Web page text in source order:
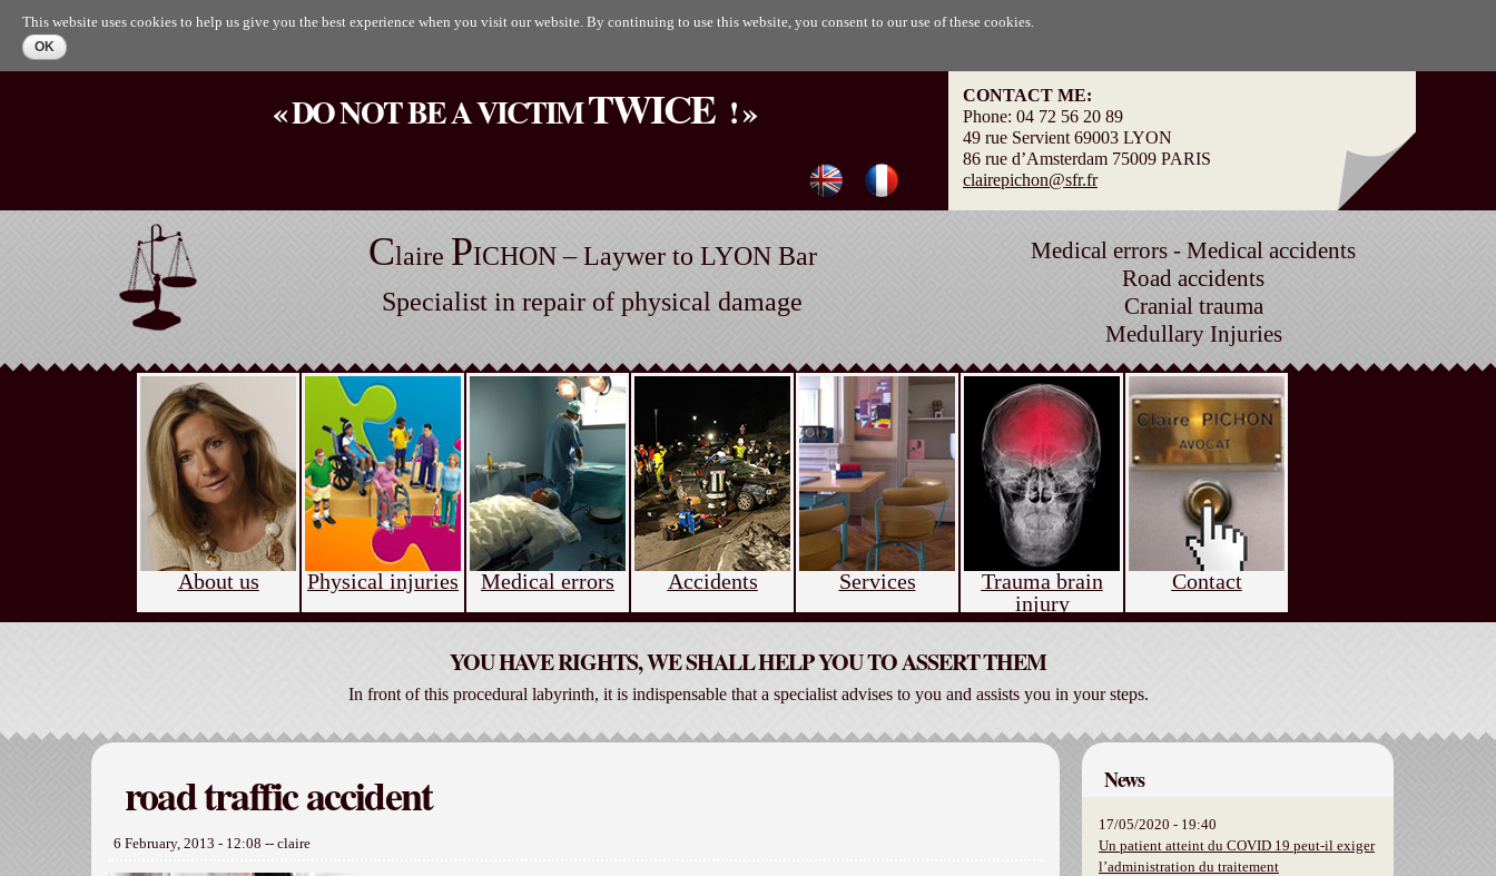
This website uses cookies to help us give you the best experience when you visit our website. By continuing to use this website, you consent to our use of these cookies.
« DO NOT BE A VICTIMTWICE! »
CONTACT ME:
Phone: 04 72 56 20 89
49 rue Servient 69003 LYON
86 rue d’Amsterdam 75009 PARIS
clairepichon@sfr.fr
Claire PICHON – Laywer to LYON Bar
Specialist in repair of physical damage
Medical errors - Medical accidents
Road accidents
Cranial trauma
Medullary Injuries
About us Physical injuries Medical errors Accidents Services
Trauma brain
injury
Contact
YOU HAVE RIGHTS, WE SHALL HELP YOU TO ASSERT THEM
In front of this procedural labyrinth, it is indispensable that a specialist advises to you and assists you in your steps.
road traffic accident
6 February, 2013 - 12:08 -- claire
News
17/05/2020 - 19:40
Un patient atteint du COVID 19 peut-il exiger
l’administration du traitement